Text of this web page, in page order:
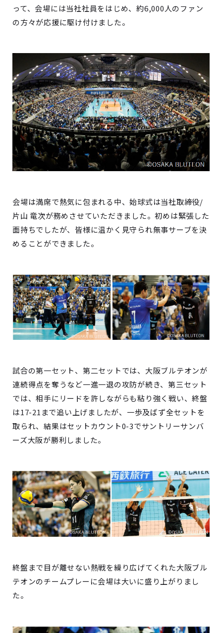
って、会場には当社社員をはじめ、約6,000人のファン
の方々が応援に駆け付けました。
会場は満席で熱気に包まれる中、始球式は当社取締役/
片山 竜次が務めさせていただきました。初めは緊張した
面持ちでしたが、皆様に温かく見守られ無事サーブを決
めることができました。
試合の第一セット、第二セットでは、大阪ブルテオンが
連続得点を奪うなど一進一退の攻防が続き、第三セット
では、相手にリードを許しながらも粘り強く戦い、終盤
は17-21まで追い上げましたが、一歩及ばず全セットを
取られ、結果はセットカウント0-3でサントリーサンバ
ーズ大阪が勝利しました。
終盤まで目が離せない熱戦を繰り広げてくれた大阪ブル
テオンのチームプレーに会場は大いに盛り上がりまし
た。